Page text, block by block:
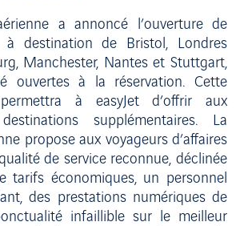
a annoncé l’ouverture de
à destination de Bristol, Londres
Manchester, Nantes et Stuttgart,
ouvertes à la réservation. Cette
à easyJet d’offrir aux
supplémentaires. La
propose aux voyageurs d’affaires
de service reconnue, déclinée
tarifs économiques, un personnel
des prestations numériques de
infaillible sur le meilleur